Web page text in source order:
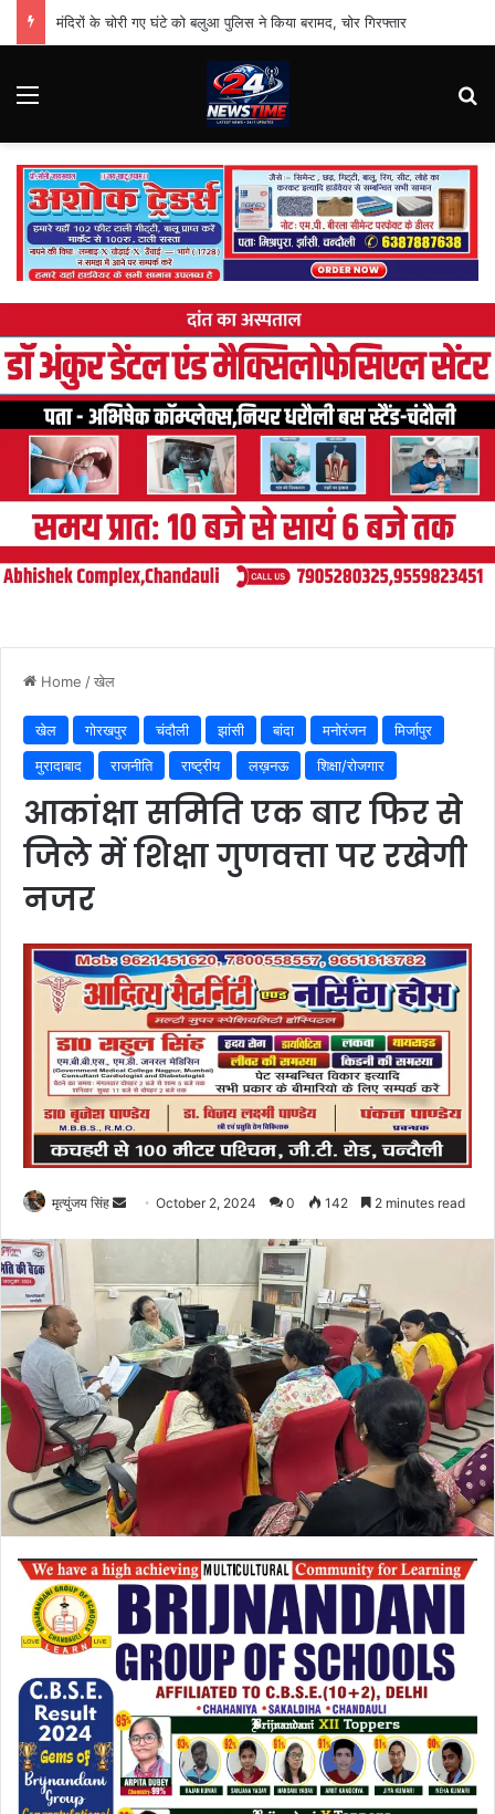
मंदिरों के चोरी गए घंटे को बलुआ पुलिस ने किया बरामद, चोर गिरफ्तार
Menu
Home /खेल
खेल गोरखपुर चंदौली झांसी बांदा मनोरंजन
मिर्जापुर
मुरादाबाद
राजनीति राष्ट्रीय लख़नऊ शिक्षा/रोजगार
आकांक्षा समिति एक बार फिर से
जिले में शिक्षा गुणवत्ता पर रखेगी
नजर
मृत्युंजय सिंह
SendOctober 2, 2024 0 142 2 minutes read